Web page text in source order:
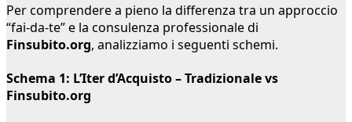
Per comprendere a pieno la differenza tra un approccio
“fai-da-te” e la consulenza professionale di
Finsubito.org, analizziamo i seguenti schemi.
Schema 1: L’Iter d’Acquisto – Tradizionale vs
Finsubito.org